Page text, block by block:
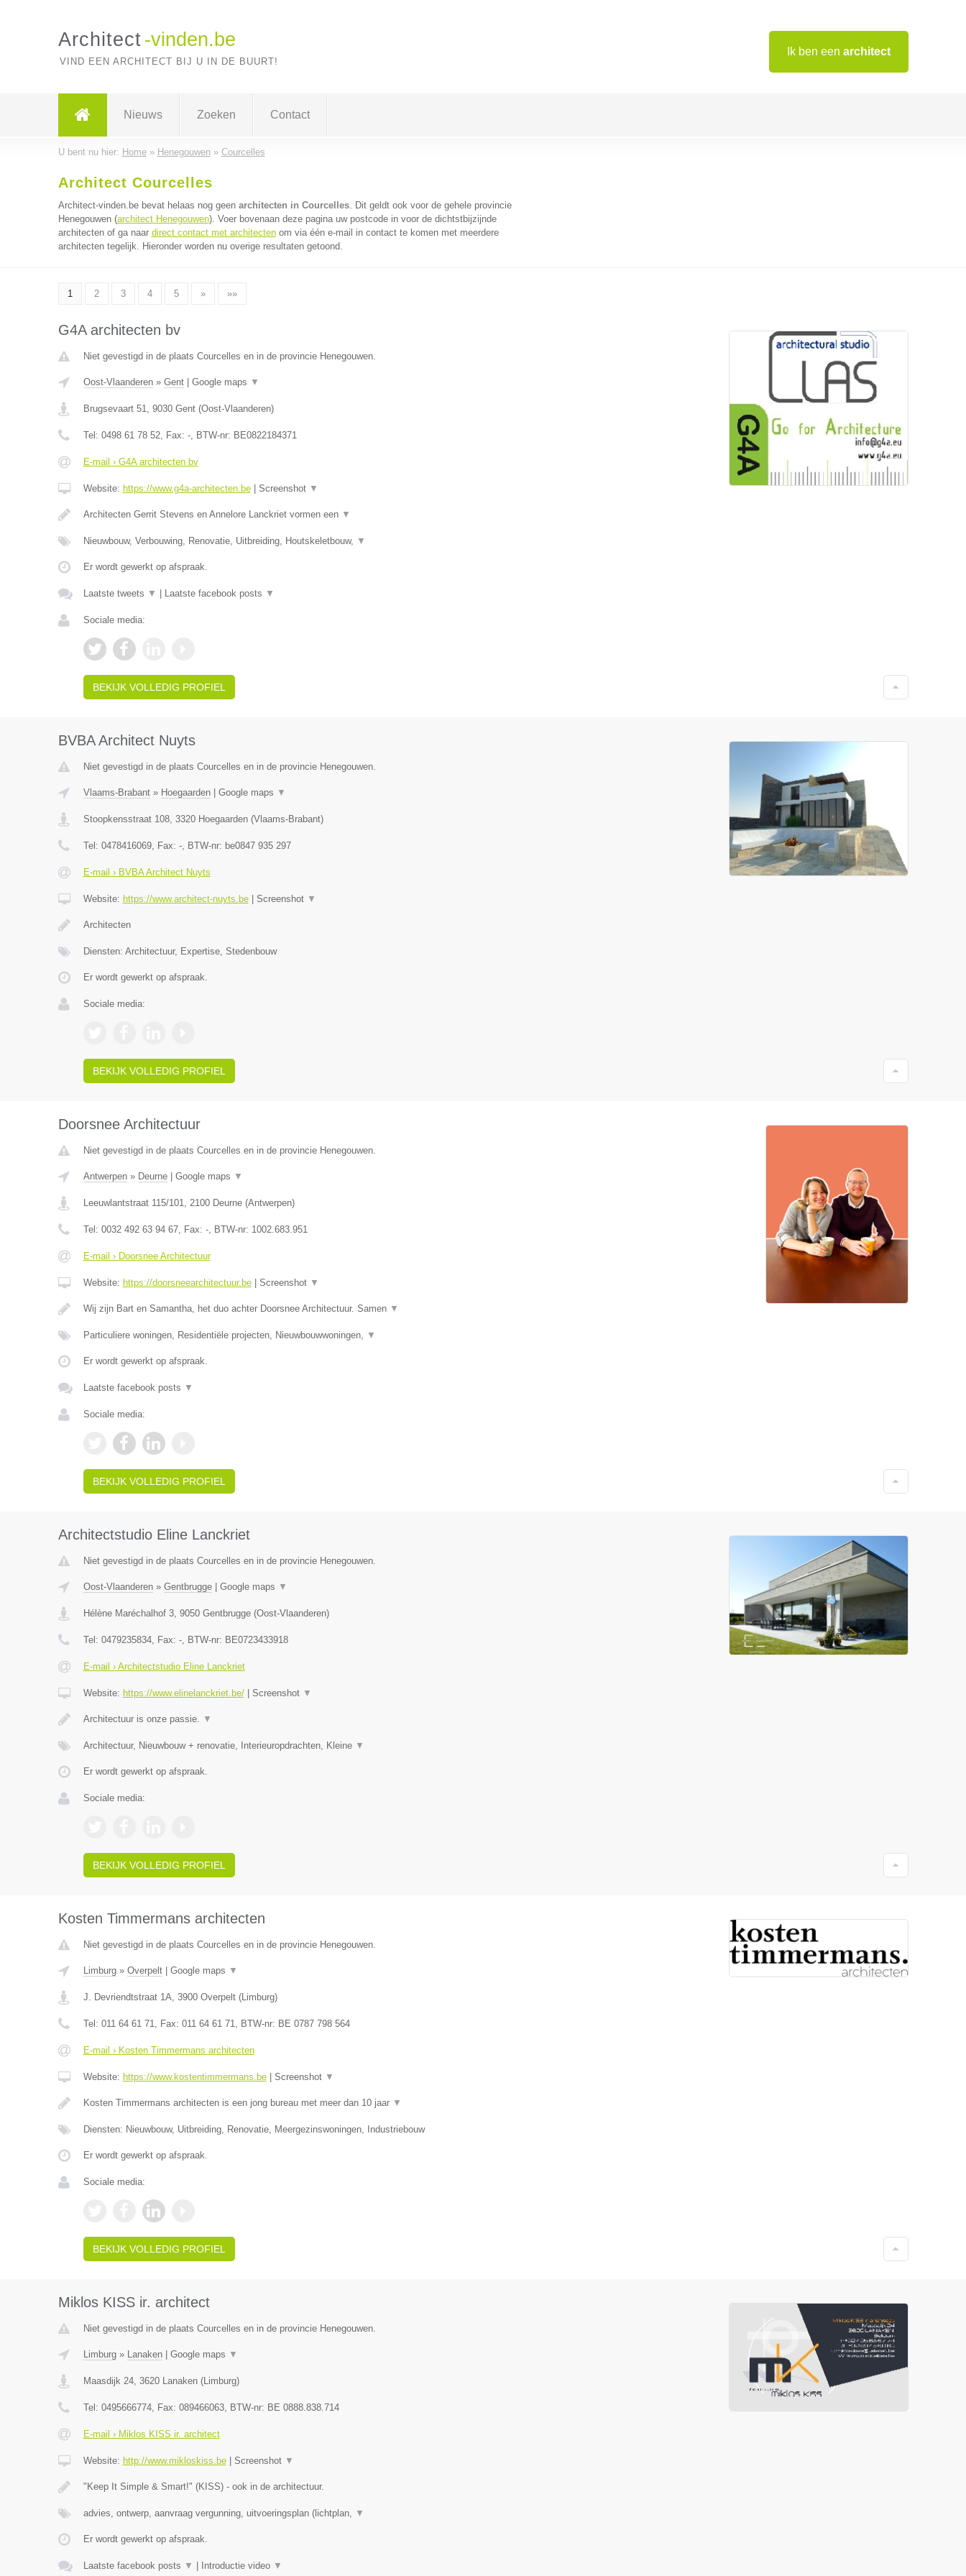
Ik ben een architect
Architect -vinden.be
VIND EEN ARCHITECT BIJ U IN DE BUURT!
Nieuws Zoeken Contact
U bent nu hier: Home» Henegouwen» Courcelles
Architect Courcelles
Architect-vinden.be bevat helaas nog geen architecten in Courcelles. Dit geldt ook voor de gehele provincie
Henegouwen (architect Henegouwen). Voer bovenaan deze pagina uw postcode in voor de dichtstbijzijnde
architecten of ga naar direct contact met architectenom via één e-mail in contact te komen met meerdere
architecten tegelijk. Hieronder worden nu overige resultaten getoond.
1 2 3 4 5 » »»
G4A architecten bv
Niet gevestigd in de plaats Courcelles en in de provincie Henegouwen.
Oost-Vlaanderen» Gent| Google maps ▼
Brugsevaart 51, 9030 Gent(Oost-Vlaanderen)
Tel: 0498 61 78 52, Fax: -, BTW-nr: BE0822184371
E-mail › G4A architecten bv
Website: https://www.g4a-architecten.be| Screenshot ▼
Architecten Gerrit Stevens en Annelore Lanckriet vormen een ▼
Nieuwbouw, Verbouwing, Renovatie, Uitbreiding, Houtskeletbouw, ▼
Er wordt gewerkt op afspraak.
Laatste tweets ▼ Laatste facebook posts ▼
Sociale media:
BEKIJK VOLLEDIG PROFIEL
BVBA Architect Nuyts
Niet gevestigd in de plaats Courcelles en in de provincie Henegouwen.
Vlaams-Brabant» Hoegaarden| Google maps ▼
Stoopkensstraat 108, 3320 Hoegaarden(Vlaams-Brabant)
Tel: 0478416069, Fax: -, BTW-nr: be0847 935 297
E-mail › BVBA Architect Nuyts
Website: https://www.architect-nuyts.be| Screenshot ▼
Architecten
Diensten: Architectuur, Expertise, Stedenbouw
Er wordt gewerkt op afspraak.
Sociale media:
BEKIJK VOLLEDIG PROFIEL
Doorsnee Architectuur
Niet gevestigd in de plaats Courcelles en in de provincie Henegouwen.
Antwerpen» Deurne| Google maps ▼
Leeuwlantstraat 115/101, 2100 Deurne(Antwerpen)
Tel: 0032 492 63 94 67, Fax: -, BTW-nr: 1002.683.951
E-mail › Doorsnee Architectuur
Website: https://doorsneearchitectuur.be| Screenshot ▼
Wij zijn Bart en Samantha, het duo achter Doorsnee Architectuur. Samen ▼
Particuliere woningen, Residentiële projecten, Nieuwbouwwoningen, ▼
Er wordt gewerkt op afspraak.
Laatste facebook posts ▼
Sociale media:
BEKIJK VOLLEDIG PROFIEL
Architectstudio Eline Lanckriet
Niet gevestigd in de plaats Courcelles en in de provincie Henegouwen.
Oost-Vlaanderen» Gentbrugge| Google maps ▼
Hélène Maréchalhof 3, 9050 Gentbrugge(Oost-Vlaanderen)
Tel: 0479235834, Fax: -, BTW-nr: BE0723433918
E-mail › Architectstudio Eline Lanckriet
Website: https://www.elinelanckriet.be/| Screenshot ▼
Architectuur is onze passie. ▼
Architectuur, Nieuwbouw + renovatie, Interieuropdrachten, Kleine ▼
Er wordt gewerkt op afspraak.
Sociale media:
BEKIJK VOLLEDIG PROFIEL
Kosten Timmermans architecten
Niet gevestigd in de plaats Courcelles en in de provincie Henegouwen.
Limburg» Overpelt| Google maps ▼
J. Devriendtstraat 1A, 3900 Overpelt(Limburg)
Tel: 011 64 61 71, Fax: 011 64 61 71, BTW-nr: BE 0787 798 564
E-mail › Kosten Timmermans architecten
Website: https://www.kostentimmermans.be| Screenshot ▼
Kosten Timmermans architecten is een jong bureau met meer dan 10 jaar ▼
Diensten: Nieuwbouw, Uitbreiding, Renovatie, Meergezinswoningen, Industriebouw
Er wordt gewerkt op afspraak.
Sociale media:
BEKIJK VOLLEDIG PROFIEL
Miklos KISS ir. architect
Niet gevestigd in de plaats Courcelles en in de provincie Henegouwen.
Limburg» Lanaken| Google maps ▼
Maasdijk 24, 3620 Lanaken(Limburg)
Tel: 0495666774, Fax: 089466063, BTW-nr: BE 0888.838.714
E-mail › Miklos KISS ir. architect
Website: http://www.mikloskiss.be| Screenshot ▼
"Keep It Simple & Smart!" (KISS) - ook in de architectuur.
advies, ontwerp, aanvraag vergunning, uitvoeringsplan (lichtplan, ▼
Er wordt gewerkt op afspraak.
Laatste facebook posts ▼ Introductie video ▼